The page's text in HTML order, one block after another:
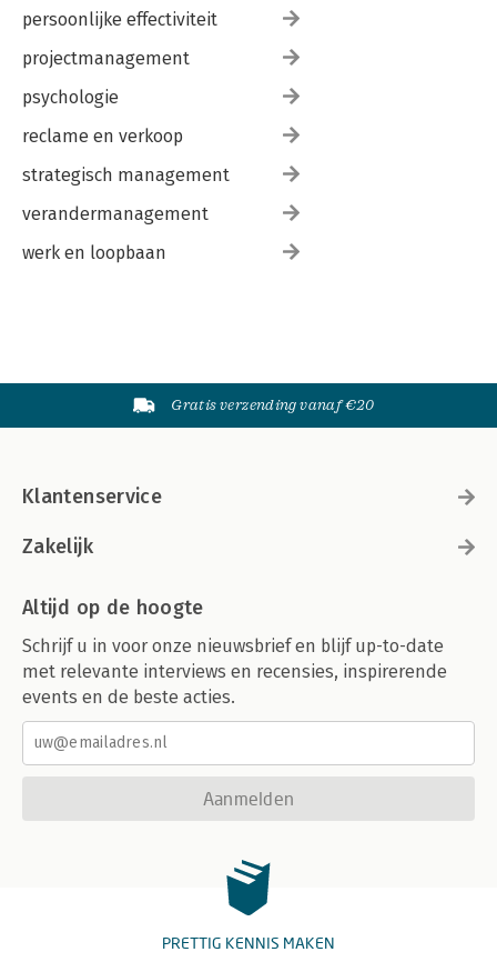
persoonlijke effectiviteit
projectmanagement
psychologie
reclame en verkoop
strategisch management
verandermanagement
werk en loopbaan
Gratis verzending vanaf €20
Klantenservice
Zakelijk
Altijd op de hoogte
Schrijf u in voor onze nieuwsbrief en blijf up-to-date
met relevante interviews en recensies, inspirerende
events en de beste acties.
Aanmelden
PRETTIG KENNIS MAKEN